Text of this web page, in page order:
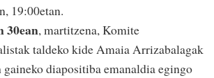
19:00etan.
30ean, martitzena, Komite
taldeko kide Amaia Arrizabalagak
gaineko diapositiba emanaldia egingo